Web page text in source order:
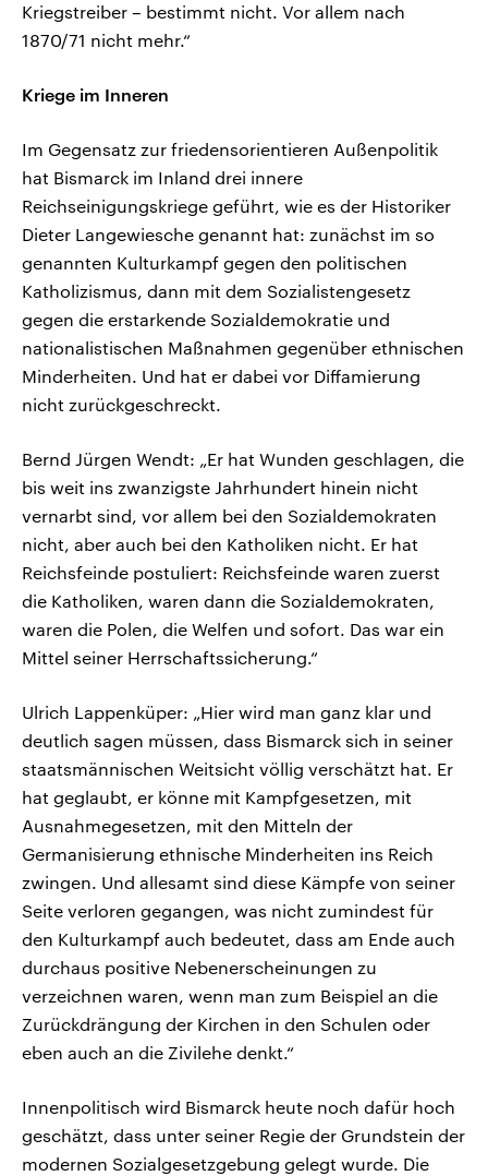
Kriegstreiber – bestimmt nicht. Vor allem nach
1870/71 nicht mehr.“
Kriege im Inneren
Im Gegensatz zur friedensorientieren Außenpolitik
hat Bismarck im Inland drei innere
Reichseinigungskriege geführt, wie es der Historiker
Dieter Langewiesche genannt hat: zunächst im so
genannten Kulturkampf gegen den politischen
Katholizismus, dann mit dem Sozialistengesetz
gegen die erstarkende Sozialdemokratie und
nationalistischen Maßnahmen gegenüber ethnischen
Minderheiten. Und hat er dabei vor Diffamierung
nicht zurückgeschreckt.
Bernd Jürgen Wendt: „Er hat Wunden geschlagen, die
bis weit ins zwanzigste Jahrhundert hinein nicht
vernarbt sind, vor allem bei den Sozialdemokraten
nicht, aber auch bei den Katholiken nicht. Er hat
Reichsfeinde postuliert: Reichsfeinde waren zuerst
die Katholiken, waren dann die Sozialdemokraten,
waren die Polen, die Welfen und sofort. Das war ein
Mittel seiner Herrschaftssicherung.“
Ulrich Lappenküper: „Hier wird man ganz klar und
deutlich sagen müssen, dass Bismarck sich in seiner
staatsmännischen Weitsicht völlig verschätzt hat. Er
hat geglaubt, er könne mit Kampfgesetzen, mit
Ausnahmegesetzen, mit den Mitteln der
Germanisierung ethnische Minderheiten ins Reich
zwingen. Und allesamt sind diese Kämpfe von seiner
Seite verloren gegangen, was nicht zumindest für
den Kulturkampf auch bedeutet, dass am Ende auch
durchaus positive Nebenerscheinungen zu
verzeichnen waren, wenn man zum Beispiel an die
Zurückdrängung der Kirchen in den Schulen oder
eben auch an die Zivilehe denkt.“
Innenpolitisch wird Bismarck heute noch dafür hoch
geschätzt, dass unter seiner Regie der Grundstein der
modernen Sozialgesetzgebung gelegt wurde. Die